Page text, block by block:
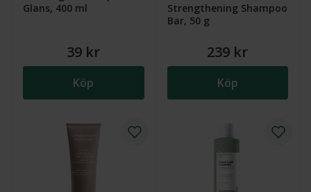
Glans, 400 ml
39 kr
Köp
Strengthening Shampoo
Bar, 50 g
239 kr
Köp